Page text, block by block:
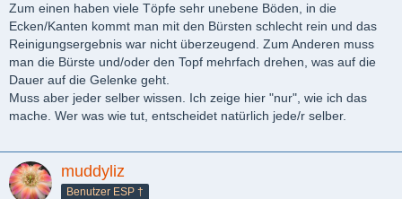
Zum einen haben viele Töpfe sehr unebene Böden, in die
Ecken/Kanten kommt man mit den Bürsten schlecht rein und das
Reinigungsergebnis war nicht überzeugend. Zum Anderen muss
man die Bürste und/oder den Topf mehrfach drehen, was auf die
Dauer auf die Gelenke geht.
Muss aber jeder selber wissen. Ich zeige hier "nur", wie ich das
mache. Wer was wie tut, entscheidet natürlich jede/r selber.
muddyliz
Benutzer ESP †